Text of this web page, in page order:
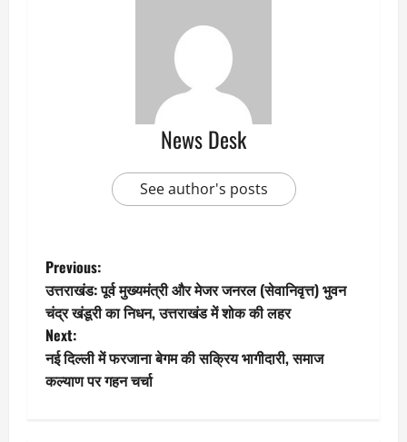
News Desk
See author's posts
P
o
s
t
Previous:
उत्तराखंड: पूर्व मुख्यमंत्री और मेजर जनरल (सेवानिवृत्त) भुवन
चंद्र खंडूरी का निधन, उत्तराखंड में शोक की लहर
Next:
नई दिल्ली में फरजाना बेगम की सक्रिय भागीदारी, समाज
कल्याण पर गहन चर्चा